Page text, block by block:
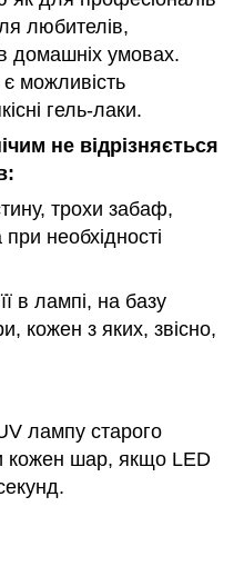
любителів,
домашніх умовах.
можливість
гель-лаки.
не відрізняється
трохи забаф,
необхідності
в лампі, на базу
кожен з яких, звісно,
лампу старого
кожен шар, якщо LED